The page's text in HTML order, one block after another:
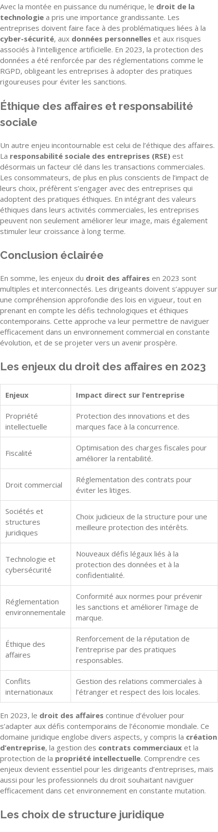
Avec la montée en puissance du numérique, le droit de la
technologie a pris une importance grandissante. Les
entreprises doivent faire face à des problématiques liées à la
cyber-sécurité, aux données personnelles et aux risques
associés à l’intelligence artificielle. En 2023, la protection des
données a été renforcée par des réglementations comme le
RGPD, obligeant les entreprises à adopter des pratiques
rigoureuses pour éviter les sanctions.
Éthique des affaires et responsabilité
sociale
Un autre enjeu incontournable est celui de l’éthique des affaires.
La responsabilité sociale des entreprises (RSE) est
désormais un facteur clé dans les transactions commerciales.
Les consommateurs, de plus en plus conscients de l’impact de
leurs choix, préfèrent s’engager avec des entreprises qui
adoptent des pratiques éthiques. En intégrant des valeurs
éthiques dans leurs activités commerciales, les entreprises
peuvent non seulement améliorer leur image, mais également
stimuler leur croissance à long terme.
Conclusion éclairée
En somme, les enjeux du droit des affaires en 2023 sont
multiples et interconnectés. Les dirigeants doivent s’appuyer sur
une compréhension approfondie des lois en vigueur, tout en
prenant en compte les défis technologiques et éthiques
contemporains. Cette approche va leur permettre de naviguer
efficacement dans un environnement commercial en constante
évolution, et de se projeter vers un avenir prospère.
Les enjeux du droit des affaires en 2023
Enjeux Impact direct sur l’entreprise
Propriété
intellectuelle
Protection des innovations et des
marques face à la concurrence.
Fiscalité
Optimisation des charges fiscales pour
améliorer la rentabilité.
Droit commercial
Réglementation des contrats pour
éviter les litiges.
Sociétés et
structures
juridiques
Choix judicieux de la structure pour une
meilleure protection des intérêts.
Technologie et
cybersécurité
Nouveaux défis légaux liés à la
protection des données et à la
confidentialité.
Réglementation
environnementale
Conformité aux normes pour prévenir
les sanctions et améliorer l’image de
marque.
Éthique des
affaires
Renforcement de la réputation de
l’entreprise par des pratiques
responsables.
Conflits
internationaux
Gestion des relations commerciales à
l’étranger et respect des lois locales.
En 2023, le droit des affaires continue d’évoluer pour
s’adapter aux défis contemporains de l’économie mondiale. Ce
domaine juridique englobe divers aspects, y compris la création
d’entreprise, la gestion des contrats commerciaux et la
protection de la propriété intellectuelle. Comprendre ces
enjeux devient essentiel pour les dirigeants d’entreprises, mais
aussi pour les professionnels du droit souhaitant naviguer
efficacement dans cet environnement en constante mutation.
Les choix de structure juridique